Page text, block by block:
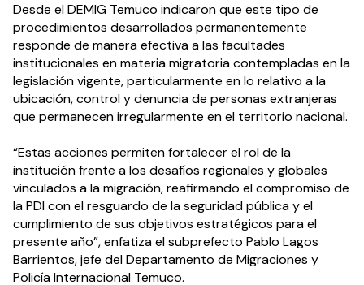
Desde el DEMIG Temuco indicaron que este tipo de
procedimientos desarrollados permanentemente
responde de manera efectiva a las facultades
institucionales en materia migratoria contempladas en la
legislación vigente, particularmente en lo relativo a la
ubicación, control y denuncia de personas extranjeras
que permanecen irregularmente en el territorio nacional.
“Estas acciones permiten fortalecer el rol de la
institución frente a los desafíos regionales y globales
vinculados a la migración, reafirmando el compromiso de
la PDI con el resguardo de la seguridad pública y el
cumplimiento de sus objetivos estratégicos para el
presente año”, enfatiza el subprefecto Pablo Lagos
Barrientos, jefe del Departamento de Migraciones y
Policía Internacional Temuco.